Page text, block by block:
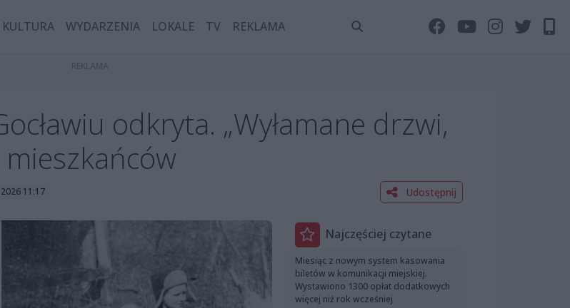
WYDARZENIA LOKALE TV REKLAMA
odkryta. „Wyłamane drzwi,
11:17 Udostępnij
Najczęściej czytane
Miesiąc z nowym system kasowania
biletów w komunikacji miejskiej.
Wystawiono 1300 opłat dodatkowych
więcej niż rok wcześniej